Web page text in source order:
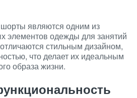
являются одним из
элементов одежды для занятий
стильным дизайном,
что делает их идеальным
образа жизни.